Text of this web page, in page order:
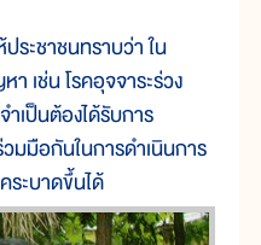
ะชาชนทราบว่า ใน
เช่น โรคอุจจาระร่วง
เป็นต้องได้รับการ
มมือกันในการดำเนินการ
ระบาดขึ้นได้